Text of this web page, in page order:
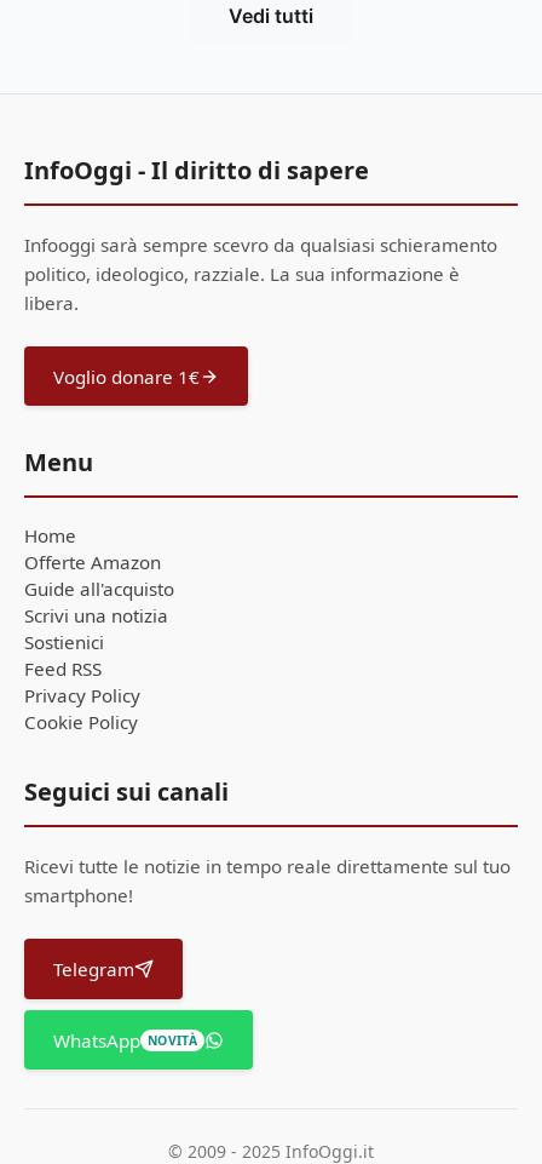
Vedi tutti
InfoOggi - Il diritto di sapere
Infooggi sarà sempre scevro da qualsiasi schieramento
politico, ideologico, razziale. La sua informazione è
libera.
Voglio donare 1€
Menu
Home
Offerte Amazon
Guide all'acquisto
Scrivi una notizia
Sostienici
Feed RSS
Privacy Policy
Cookie Policy
Seguici sui canali
Ricevi tutte le notizie in tempo reale direttamente sul tuo
smartphone!
Telegram
WhatsApp NOVITÀ
© 2009 - 2025 InfoOggi.it